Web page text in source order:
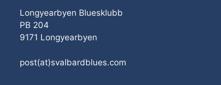
Longyearbyen Bluesklubb
PB 204
9171 Longyearbyen
post(at)svalbardblues.com